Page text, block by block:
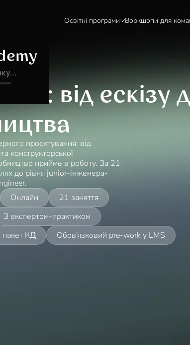
Освітні програми Воркшопи для
від ескізу
проєктування: від
конструкторської
прийме в роботу. За 21
до рівня junior-інженера-
Онлайн
21 заняття
З експертом-практиком
пакет КД
Обов'язковий pre-work у LMS